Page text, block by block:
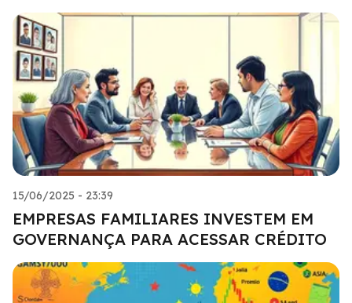
15/06/2025 - 23:39
EMPRESAS FAMILIARES INVESTEM EM
GOVERNANÇA PARA ACESSAR CRÉDITO